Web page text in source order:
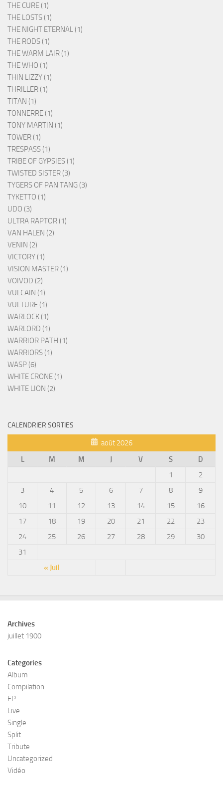
THE CURE (1)
THE LOSTS (1)
THE NIGHT ETERNAL (1)
THE RODS (1)
THE WARM LAIR (1)
THE WHO (1)
THIN LIZZY (1)
THRILLER (1)
TITAN (1)
TONNERRE (1)
TONY MARTIN (1)
TOWER (1)
TRESPASS (1)
TRIBE OF GYPSIES (1)
TWISTED SISTER (3)
TYGERS OF PAN TANG (3)
TYKETTO (1)
UDO (3)
ULTRA RAPTOR (1)
VAN HALEN (2)
VENIN (2)
VICTORY (1)
VISION MASTER (1)
VOIVOD (2)
VULCAIN (1)
VULTURE (1)
WARLOCK (1)
WARLORD (1)
WARRIOR PATH (1)
WARRIORS (1)
WASP (6)
WHITE CRONE (1)
WHITE LION (2)
CALENDRIER SORTIES
août 2026
L
M M J V S D
« Juil
1
2
3
4 5 6 7 8
9
10
11 12 13 14 15
16
17
18 19 20 21 22
23
24
25 26 27 28 29
30
31
Archives
juillet 1900
Categories
Album
Compilation
EP
Live
Single
Split
Tribute
Uncategorized
Vidéo